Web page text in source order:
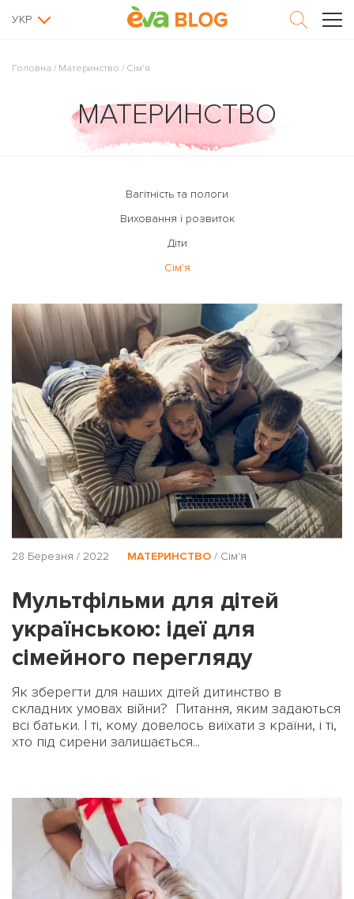
УКР
Головна / Материнство / Сім'я
МАТЕРИНСТВО
Вагітність та пологи
Виховання і розвиток
Діти
Сім'я
28 Березня / 2022 МАТЕРИНСТВО / Сім'я
Мультфільми для дітей
українською: ідеї для
сімейного перегляду
Як зберегти для наших дітей дитинство в
складних умовах війни? Питання, яким задаються
всі батьки. І ті, кому довелось виїхати з країни, і ті,
хто під сирени залишається...